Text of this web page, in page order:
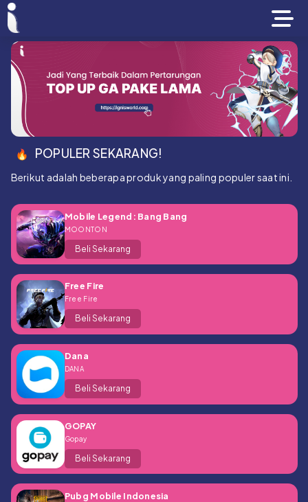
POPULER SEKARANG!
Berikut adalah beberapa produk yang paling populer saat ini.
Mobile Legend: Bang Bang
MOONTON
Beli Sekarang
Free Fire
Free Fire
Beli Sekarang
Dana
DANA
Beli Sekarang
GOPAY
Gopay
Beli Sekarang
Pubg Mobile Indonesia